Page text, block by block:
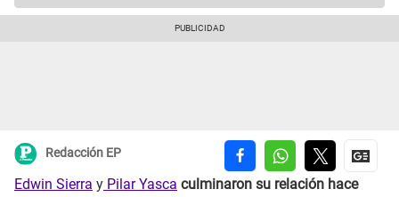
Redacción EP
Edwin Sierra y Pilar Yasca culminaron su relación hace